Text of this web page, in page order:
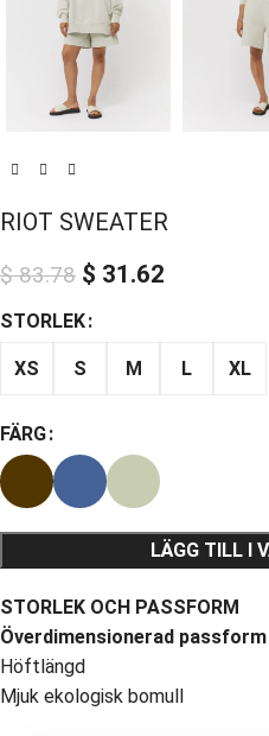
RIOT SWEATER
$83.78 $ 31.62
STORLEK
XS S M L XL
FÄRG
LÄGG TILL I
STORLEK OCH PASSFORM
Överdimensionerad passform
Höftlängd
Mjuk ekologisk bomull